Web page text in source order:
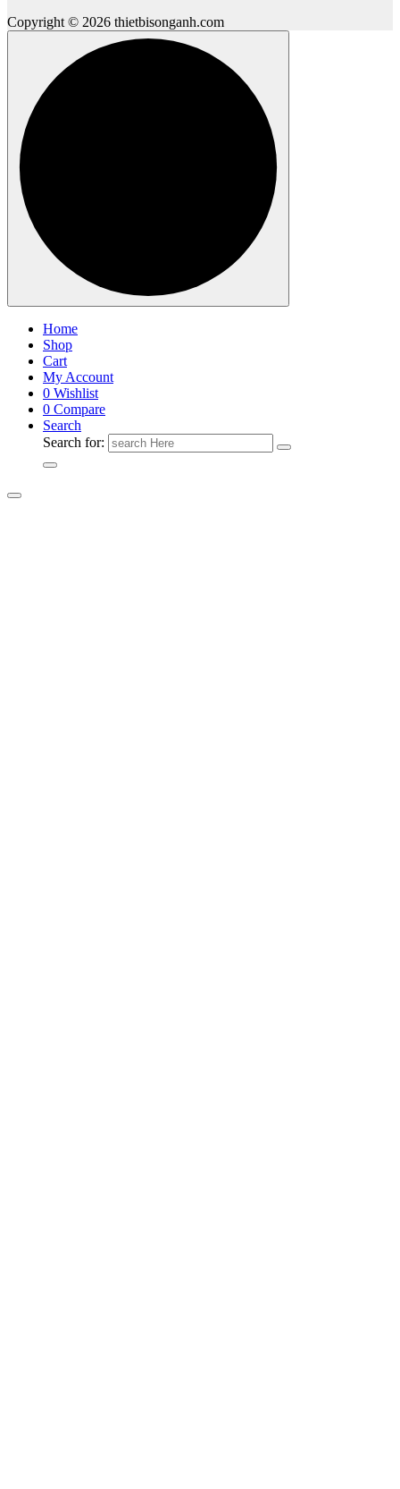
Copyright © 2026 thietbisonganh.com
Home
Shop
Cart
My Account
0 Wishlist
0 Compare
Search
Search for: